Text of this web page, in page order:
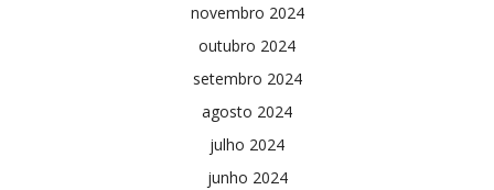
novembro 2024
outubro 2024
setembro 2024
agosto 2024
julho 2024
junho 2024